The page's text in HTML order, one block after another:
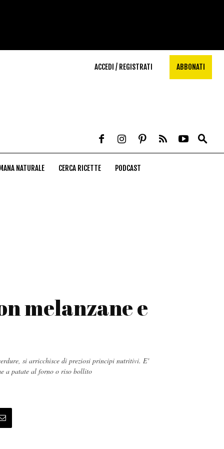
ACCEDI / REGISTRATI ABBONATI
NATURALE CERCA RICETTE PODCAST
melanzane e
si arricchisce di preziosi principi nutritivi. E'
a patate al forno o riso bollito